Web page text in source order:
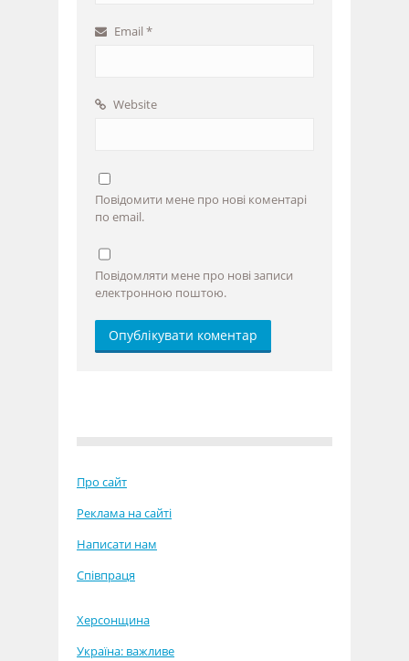
Email *
Website
Повідомити мене про нові коментарі
по email.
Повідомляти мене про нові записи
електронною поштою.
Про сайт
Реклама на сайті
Написати нам
Співпраця
Херсонщина
Україна: важливе